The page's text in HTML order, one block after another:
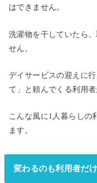
はできません。
洗濯物を干していたら
せん。
デイサービスの迎えに
て」と頼んでくる利用者
こんな風に1人暮らしの
ます。
変わるのも利用者だ